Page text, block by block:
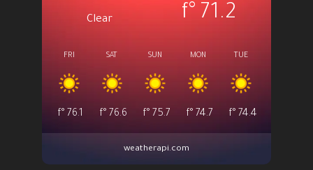
Clear 71.2
°f
FRI
76.1
°f
SAT
76.6
°f
SUN
75.7
°f
MON
74.7
°f
TUE
74.4
°f
weatherapi.com